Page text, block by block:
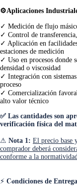
⚙️Aplicaciones
✓ Medición de flujo
✓ Control de
✓ Aplicación en
estaciones de medición
✓ Uso en procesos donde
densidad o viscosidad
✓ Integración con
proceso
✓ Comercialización
alto valor técnico
✅ Las cantidades son
verificación física del
⚠ Nota 1: El precio base
comprador deberá
conforme a la
⚡ Condiciones de
<